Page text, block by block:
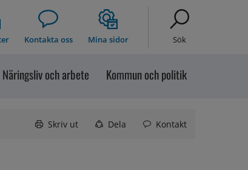
Kontakta oss Mina sidor Sök
Näringsliv och arbete Kommun och politik
Skriv ut Dela Kontakt